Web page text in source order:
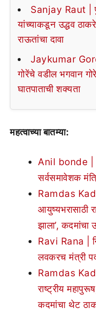
Sanjay Raut |
यांच्याकडून उद्धव
राऊतांचा दावा
Jaykumar
गोरेंचे वडील भगवान
घातपाताची शक्यता
महत्वाच्या बातम्या:
Anil bonde |
सर्वसमावेशक
Ramdas
आयुष्यभरासाठी
झाला’, कदमांचा
Ravi Rana |
लवकरच मंत्री
Ramdas
राष्ट्रीय
कदमांचा थेट